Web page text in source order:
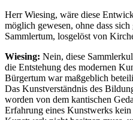
Herr Wiesing, wäre diese
möglich gewesen, ohne dass
Sammlertum, losgelöst von
Wiesing: Nein, diese
die Entstehung des modernen
Bürgertum war maßgeblich
Das Kunstverständnis des
worden von dem kantischen
Erfahrung eines Kunstwerks